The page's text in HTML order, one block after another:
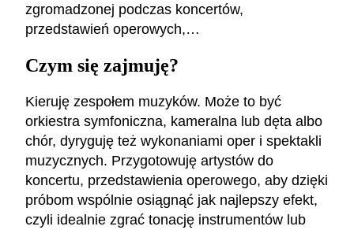
zgromadzonej podczas koncertów,
przedstawień operowych,…
Czym się zajmuję?
Kieruję zespołem muzyków. Może to być
orkiestra symfoniczna, kameralna lub dęta albo
chór, dyryguję też wykonaniami oper i spektakli
muzycznych. Przygotowuję artystów do
koncertu, przedstawienia operowego, aby dzięki
próbom wspólnie osiągnąć jak najlepszy efekt,
czyli idealnie zgrać tonację instrumentów lub